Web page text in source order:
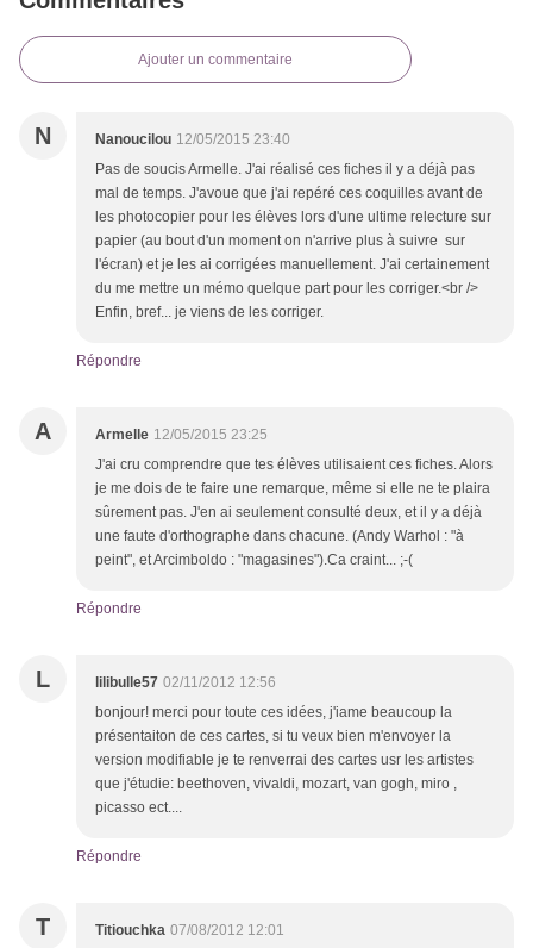
Ajouter un commentaire
N Nanoucilou 12/05/2015 23:40
Pas de soucis Armelle. J'ai réalisé ces fiches il y a déjà pas
mal de temps. J'avoue que j'ai repéré ces coquilles avant de
les photocopier pour les élèves lors d'une ultime relecture sur
papier (au bout d'un moment on n'arrive plus à suivre sur
l'écran) et je les ai corrigées manuellement. J'ai certainement
du me mettre un mémo quelque part pour les corriger.<br />
Enfin, bref... je viens de les corriger.
Répondre
A Armelle 12/05/2015 23:25
J'ai cru comprendre que tes élèves utilisaient ces fiches. Alors
je me dois de te faire une remarque, même si elle ne te plaira
sûrement pas. J'en ai seulement consulté deux, et il y a déjà
une faute d'orthographe dans chacune. (Andy Warhol : "à
peint", et Arcimboldo : "magasines").Ca craint... ;-(
Répondre
L lilibulle57 02/11/2012 12:56
bonjour! merci pour toute ces idées, j'iame beaucoup la
présentaiton de ces cartes, si tu veux bien m'envoyer la
version modifiable je te renverrai des cartes usr les artistes
que j'étudie: beethoven, vivaldi, mozart, van gogh, miro ,
picasso ect....
Répondre
T Titiouchka 07/08/2012 12:01